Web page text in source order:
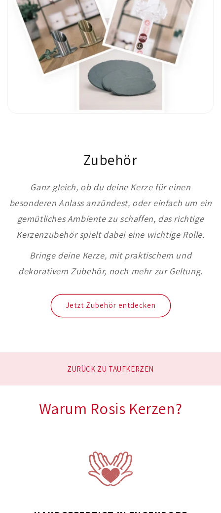
Zubehör
Ganz gleich, ob du deine Kerze für einen
besonderen Anlass anzündest, oder einfach um ein
gemütliches Ambiente zu schaffen, das richtige
Kerzenzubehör spielt dabei eine wichtige Rolle.
Bringe deine Kerze, mit praktischem und
dekorativem Zubehör, noch mehr zur Geltung.
Jetzt Zubehör entdecken
ZURÜCK ZU TAUFKERZEN
Warum Rosis Kerzen?